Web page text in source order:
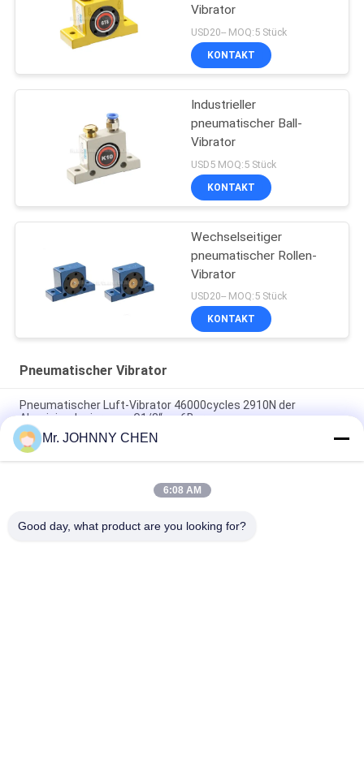
Vibrator
USD20-- MOQ:5 Stück
KONTAKT
Industrieller
pneumatischer Ball-
Vibrator
USD5 MOQ:5 Stück
KONTAKT
Wechselseitiger
pneumatischer Rollen-
Vibrator
USD20-- MOQ:5 Stück
KONTAKT
Pneumatischer Vibrator
Pneumatischer Luft-Vibrator 46000cycles 2910N der
Aluminiumlegierungs-G1/8“ an 6Bar
Lärmarmer pneumatischer Turbinen-Vibrator G1/8“
2400N/6Bar für Erschütterungs-Siebung
Industrieller pneumatischer Vibrator der Turbinen-GT-13 für
Mr. JOHNNY CHEN
6:08 AM
Good day, what product are you looking for?